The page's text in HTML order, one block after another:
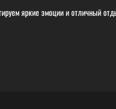
яркие эмоции и отличный